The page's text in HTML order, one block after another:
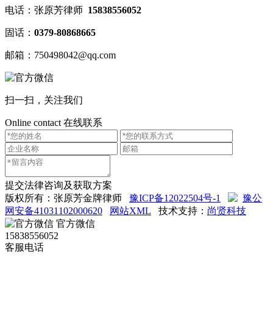
电话：张原芳律师 15838556052
固话： 0379-80868665
邮箱：750498042@qq.com
扫一扫，关注我们
Online contact 在线联系
提交法律咨询及获取方案
版权所有：张原芳金牌律师 豫ICP备12022504号-1
豫公
网安备41031102000620
网站XML 技术支持： 尚贤科技
官方微信
15838556052
客服电话